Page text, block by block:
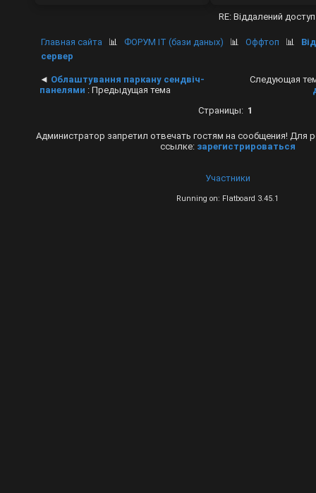
RE: Віддалений
Главная сайта 📊 ФОРУМ IT (бази даных) 📊Оффтоп 📊
сервер
◄ Облаштування паркану сендвіч-
панелями : Предыдущая тема
Следующая
Страницы: 1
Администратор запретил отвечать гостям на сообщения! Для
ссылке: зарегистрироваться
Участники
Running on: Flatboard 3.45.1